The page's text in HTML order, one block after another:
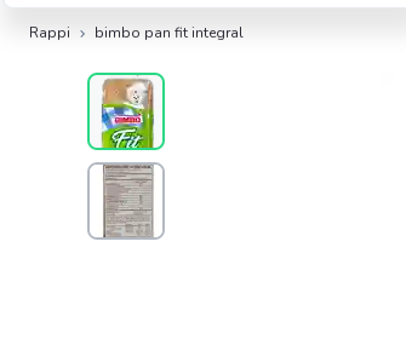
Rappi bimbo pan fit integral